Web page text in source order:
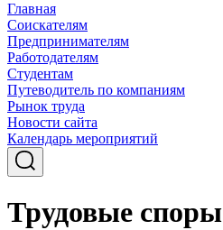
Главная
Соискателям
Предпринимателям
Работодателям
Студентам
Путеводитель по компаниям
Рынок труда
Новости сайта
Календарь мероприятий
Трудовые споры